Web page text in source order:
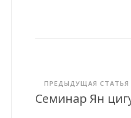
ПРЕДЫДУЩАЯ СТАТЬЯ
Семинар Ян